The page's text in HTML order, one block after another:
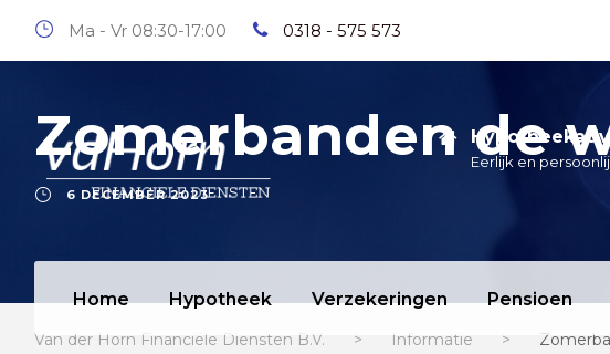
Ma - Vr 08:30-17:00 0318 - 575 573
Eerlijk en
Home Hypotheek Verzekeringen Pensioen
Zomerbanden de
6 DECEMBER 2023
Van der Horn Financiële Diensten B.V. > Informatie >